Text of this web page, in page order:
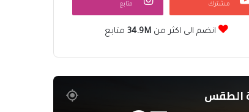
مشترك متابع
انضم الى اكثر من34.9M متابع
الطقس